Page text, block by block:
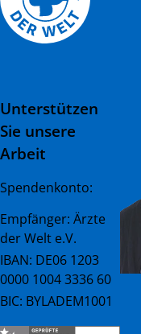
Unterstützen
Sie unsere
Arbeit
Spendenkonto:
Empfänger: Ärzte
der Welt e.V.
IBAN: DE06 1203
0000 1004 3336 60
BIC: BYLADEM1001